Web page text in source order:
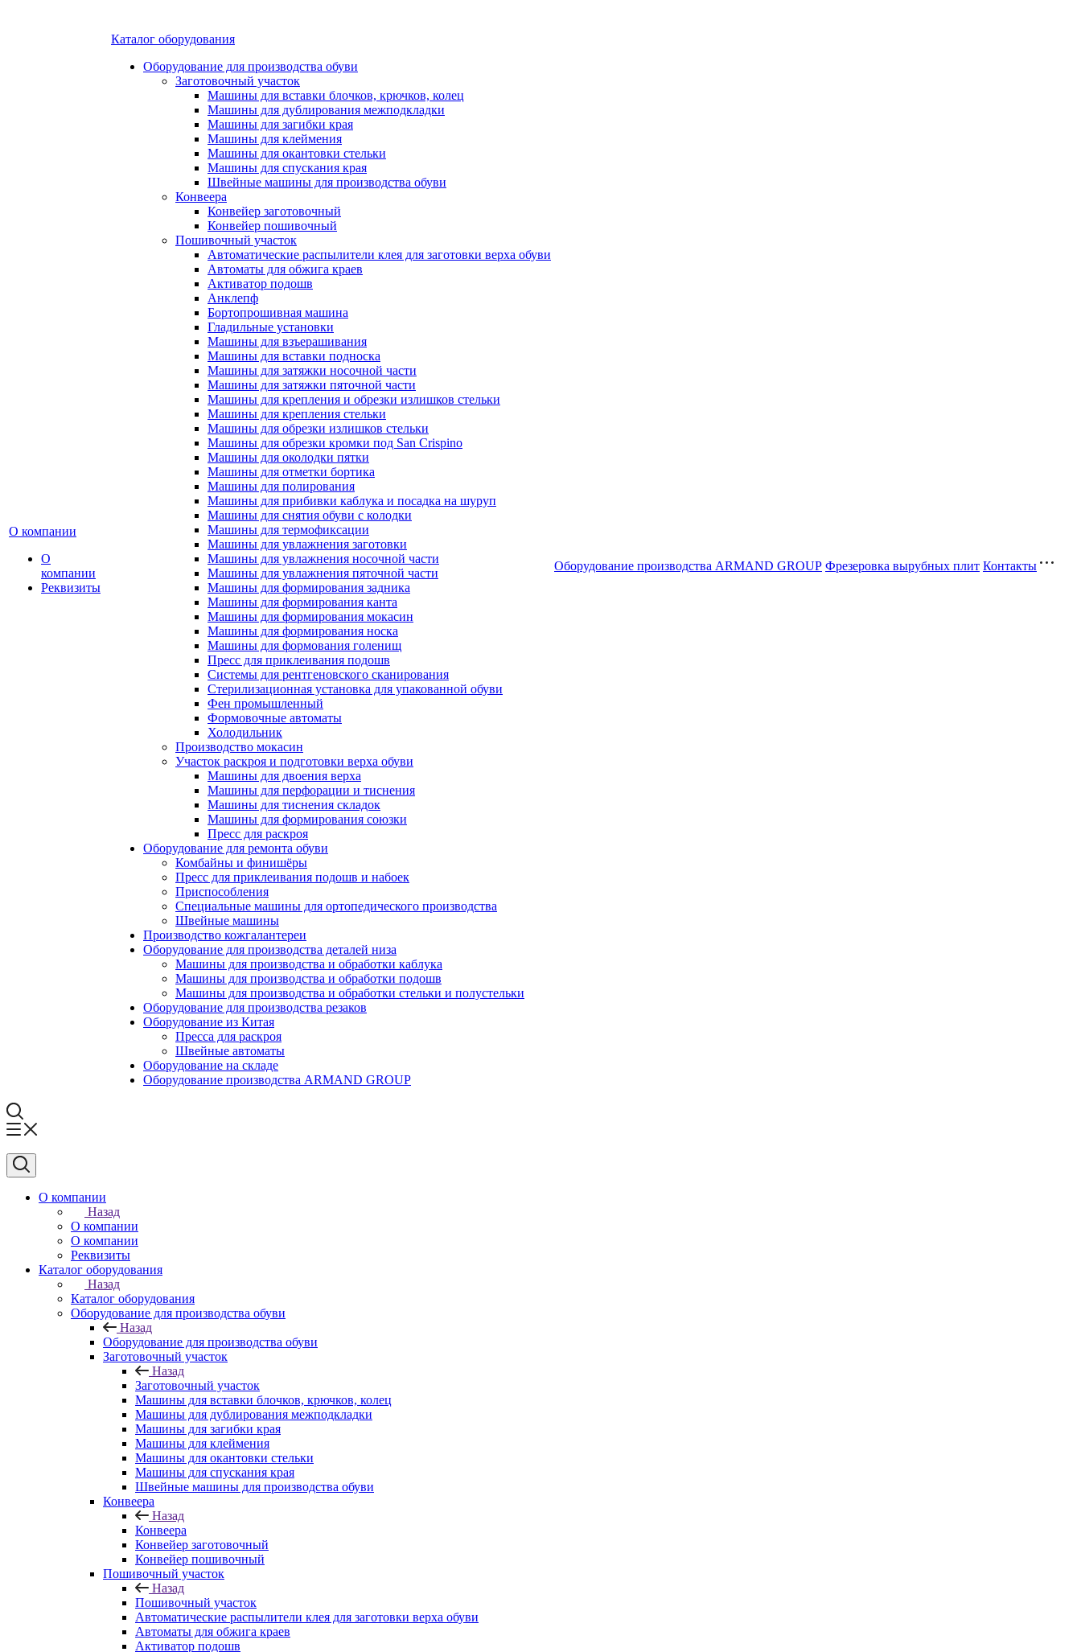
О компании
О
компании
Реквизиты
Каталог оборудования
Оборудование для производства обуви
Заготовочный участок
Машины для вставки блочков, крючков, колец
Машины для дублирования межподкладки
Машины для загибки края
Машины для клеймения
Машины для окантовки стельки
Машины для спускания края
Швейные машины для производства обуви
Конвеера
Конвейер заготовочный
Конвейер пошивочный
Пошивочный участок
Автоматические распылители клея для заготовки верха обуви
Автоматы для обжига краев
Активатор подошв
Анклепф
Бортопрошивная машина
Гладильные установки
Машины для взъерашивания
Машины для вставки подноска
Машины для затяжки носочной части
Машины для затяжки пяточной части
Машины для крепления и обрезки излишков стельки
Машины для крепления стельки
Машины для обрезки излишков стельки
Машины для обрезки кромки под San Crispino
Машины для околодки пятки
Машины для отметки бортика
Машины для полирования
Машины для прибивки каблука и посадка на шуруп
Машины для снятия обуви с колодки
Машины для термофиксации
Машины для увлажнения заготовки
Машины для увлажнения носочной части
Машины для увлажнения пяточной части
Машины для формирования задника
Машины для формирования канта
Машины для формирования мокасин
Машины для формирования носка
Машины для формования голенищ
Пресс для приклеивания подошв
Системы для рентгеновского сканирования
Стерилизационная установка для упакованной обуви
Фен промышленный
Формовочные автоматы
Холодильник
Производство мокасин
Участок раскроя и подготовки верха обуви
Машины для двоения верха
Машины для перфорации и тиснения
Машины для тиснения складок
Машины для формирования союзки
Пресс для раскроя
Оборудование для ремонта обуви
Комбайны и финишёры
Пресс для приклеивания подошв и набоек
Приспособления
Специальные машины для ортопедического производства
Швейные машины
Производство кожгалантереи
Оборудование для производства деталей низа
Машины для производства и обработки каблука
Машины для производства и обработки подошв
Машины для производства и обработки стельки и полустельки
Оборудование для производства резаков
Оборудование из Китая
Пресса для раскроя
Швейные автоматы
Оборудование на складе
Оборудование производства ARMAND GROUP
Оборудование производства ARMAND GROUP Фрезеровка вырубных плит Контакты
О компании
Назад
О компании
О компании
Реквизиты
Каталог оборудования
Назад
Каталог оборудования
Оборудование для производства обуви
Назад
Оборудование для производства обуви
Заготовочный участок
Назад
Заготовочный участок
Машины для вставки блочков, крючков, колец
Машины для дублирования межподкладки
Машины для загибки края
Машины для клеймения
Машины для окантовки стельки
Машины для спускания края
Швейные машины для производства обуви
Конвеера
Назад
Конвеера
Конвейер заготовочный
Конвейер пошивочный
Пошивочный участок
Назад
Пошивочный участок
Автоматические распылители клея для заготовки верха обуви
Автоматы для обжига краев
Активатор подошв